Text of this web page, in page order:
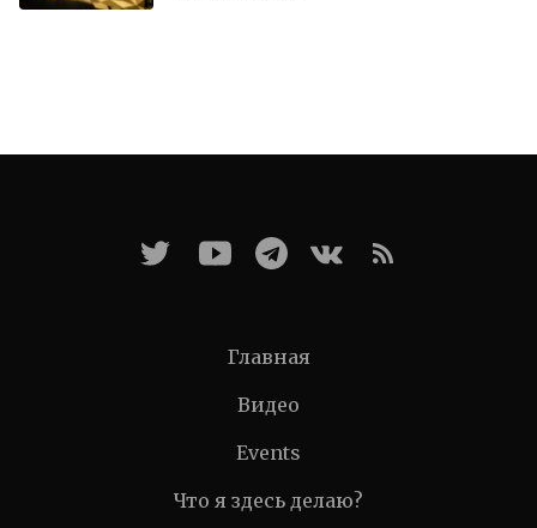
Главная
Видео
Events
Что я здесь делаю?